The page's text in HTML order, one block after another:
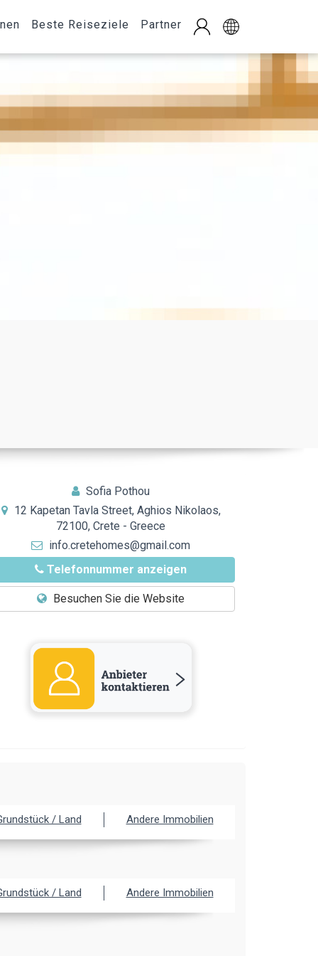
Beste Reiseziele Partner
Sofia Pothou
12 Kapetan Tavla Street, Aghios Nikolaos,
72100, Crete - Greece
info.cretehomes@gmail.com
Telefonnummer anzeigen
Besuchen Sie die Website
/ Land Andere Immobilien
/ Land Andere Immobilien